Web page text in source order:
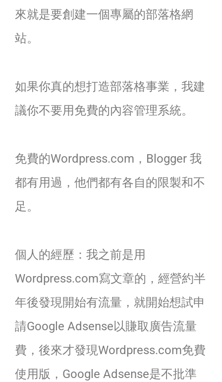
來就是要創建一個專屬的部落格網
站。
如果你真的想打造部落格事業，我建
議你不要用免費的內容管理系統。
免費的Wordpress.com，Blogger 我
都有用過，他們都有各自的限製和不
足。
個人的經歷：我之前是用
Wordpress.com寫文章的，經營約半
年後發現開始有流量，就開始想試申
請Google Adsense以賺取廣告流量
費，後來才發現Wordpress.com免費
使用版，Google Adsense是不批準